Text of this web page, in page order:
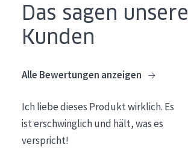
Reinigung
Essentials
Lift+
Expert
Das sagen unsere
Kunden
Alle Bewertungen anzeigen
Ich liebe dieses Produkt wirklich. Es
ist erschwinglich und hält, was es
verspricht!